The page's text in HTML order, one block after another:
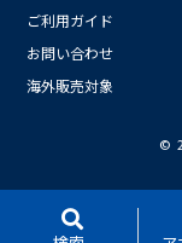
ご利用ガイド
お問い合わせ
海外販売対象
©